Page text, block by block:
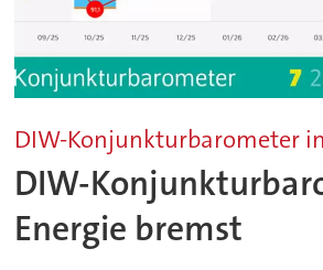
DIW-Konjunkturbarometer
DIW-
Energie bremst